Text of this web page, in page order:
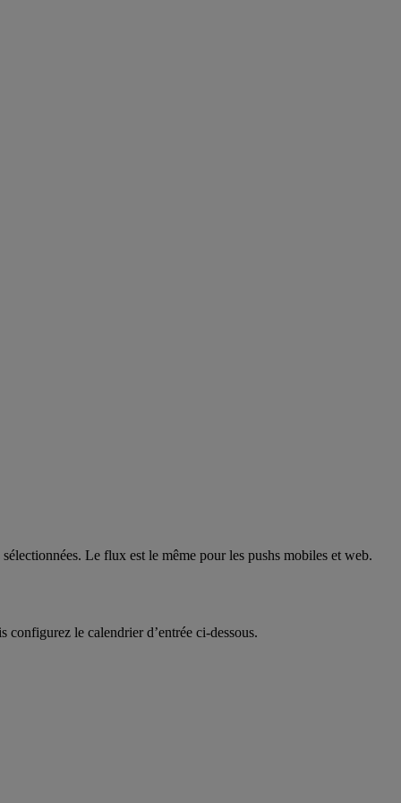
Le flux est le même pour les pushs mobiles et web.
configurez le calendrier d’entrée ci-dessous.